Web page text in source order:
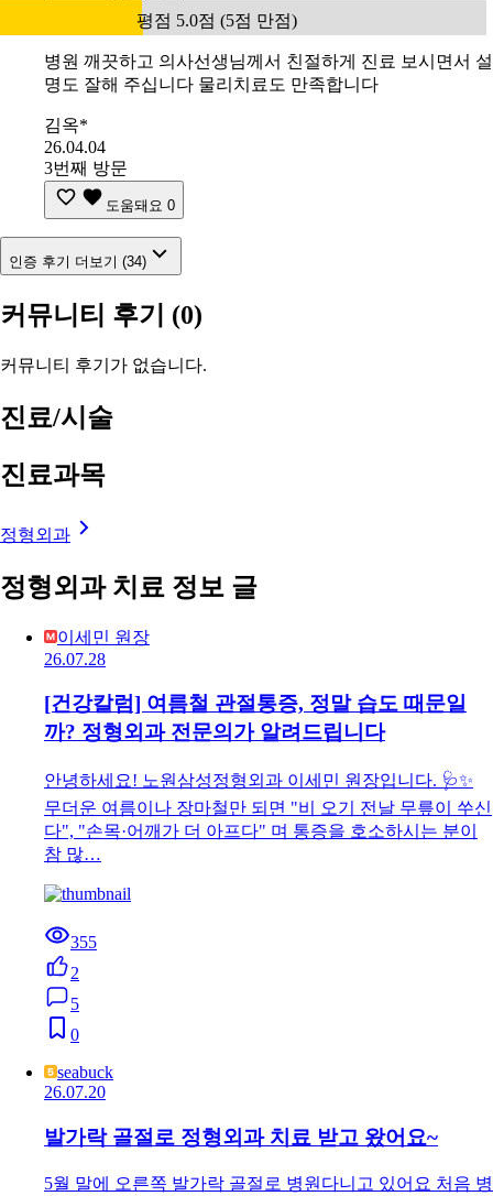
평점 5.0점 (5점 만점)
병원 깨끗하고 의사선생님께서 친절하게 진료 보시면서 설
명도 잘해 주십니다 물리치료도 만족합니다
김옥*
26.04.04
3번째 방문
도움돼요 0
인증 후기 더보기 (34)
커뮤니티 후기 (0)
커뮤니티 후기가 없습니다.
진료/시술
진료과목
정형외과
정형외과 치료 정보 글
이세민 원장
26.07.28
[건강칼럼] 여름철 관절통증, 정말 습도 때문일
까? 정형외과 전문의가 알려드립니다
안녕하세요! 노원삼성정형외과 이세민 원장입니다. 🩺✨
무더운 여름이나 장마철만 되면 "비 오기 전날 무릎이 쑤신
다", "손목·어깨가 더 아프다" 며 통증을 호소하시는 분이
참 많…
355
2
5
0
seabuck
26.07.20
발가락 골절로 정형외과 치료 받고 왔어요~
5월 말에 오른쪽 발가락 골절로 병원다니고 있어요 처음 병